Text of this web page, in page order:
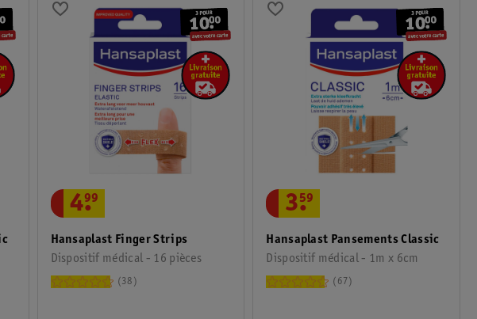
Hansaplast Finger Strips
Dispositif médical - 16 pièces
4.
99
38
Hansaplast Pansements Classic
Dispositif médical - 1m x 6cm
3.
59
67